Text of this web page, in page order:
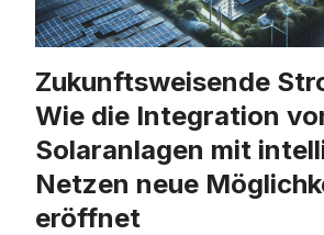
Zukunftsweisende
Wie die Integration
Solaranlagen mit
Netzen neue
eröffnet